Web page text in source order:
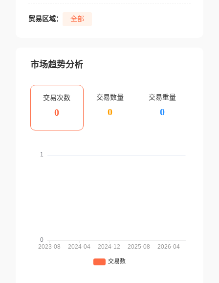
贸易区域： 全部
市场趋势分析
交易次数
0
交易数量
0
交易重量
0